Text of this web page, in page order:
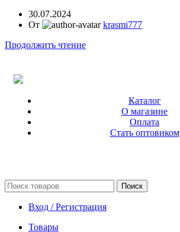
30.07.2024
От
krasmi777
Продолжить чтение
Каталог
О магазине
Оплата
Стать оптовиком
Поиск
Вход / Регистрация
Товары